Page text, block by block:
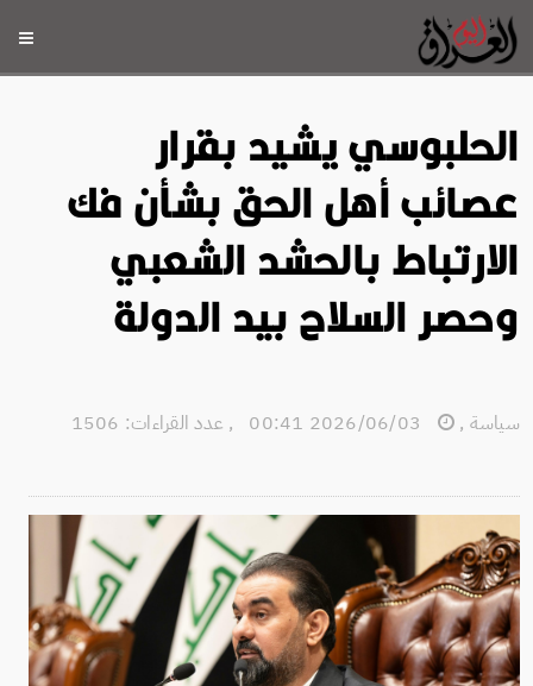
الحلبوسي يشيد بقرار
عصائب أهل الحق بشأن فك
الارتباط بالحشد الشعبي
وحصر السلاح بيد الدولة
سياسة ,
, عدد القراءات: 1506